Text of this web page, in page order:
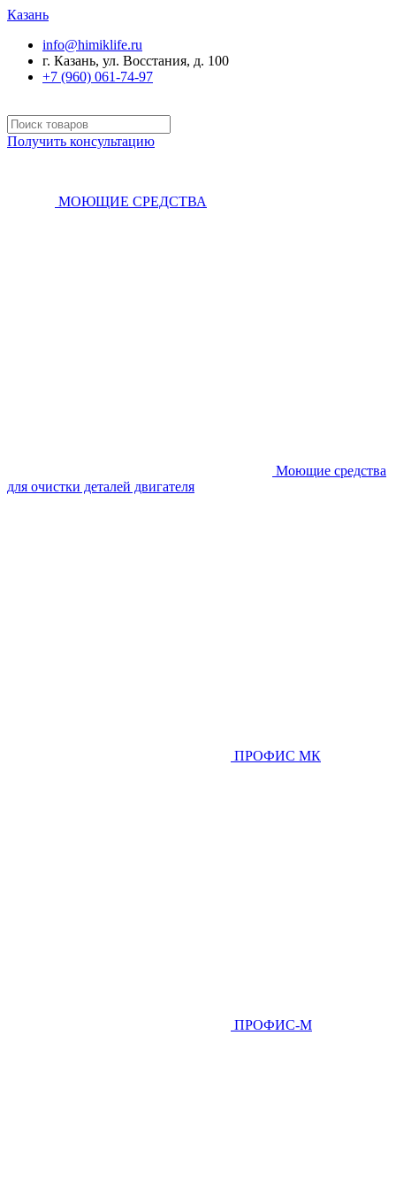
Казань
info@himiklife.ru
г. Казань, ул. Восстания, д. 100
+7 (960) 061-74-97
Получить консультацию
МОЮЩИЕ СРЕДСТВА
Моющие средства
для очистки деталей двигателя
ПРОФИС МК
ПРОФИС-М